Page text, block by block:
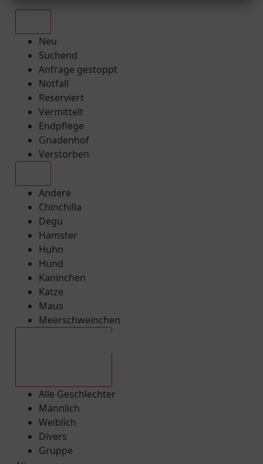
Neu
Suchend
Anfrage gestoppt
Notfall
Reserviert
Vermittelt
Endpflege
Gnadenhof
Verstorben
Andere
Chinchilla
Degu
Hamster
Huhn
Hund
Kaninchen
Katze
Maus
Meerschweinchen
Alle Geschlechter
Männlich
Weiblich
Divers
Gruppe